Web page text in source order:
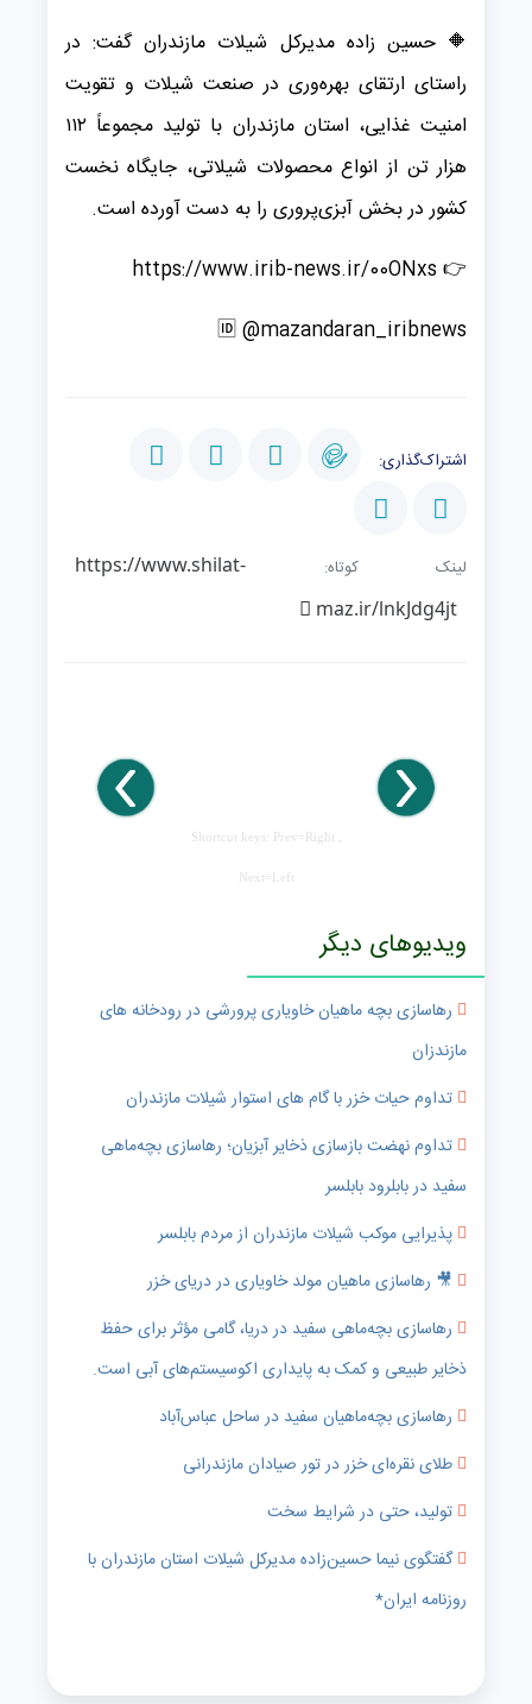
🔶 حسین زاده مدیرکل شیلات مازندران گفت: در
راستای ارتقای بهره‌وری در صنعت شیلات و تقویت
امنیت غذایی، استان مازندران با تولید مجموعاً ۱۱۲
هزار تن از انواع محصولات شیلاتی، جایگاه نخست
کشور در بخش آبزی‌پروری را به دست آورده است.
👉 https://www.irib-news.ir/00ONxs
🆔 @mazandaran_iribnews
اشتراک‌گذاری:
لینک کوتاه:https://www.shilat-
maz.ir/lnkJdg4jt
Shortcut keys: Prev=Right ,
Next=Left
ویدیوهای دیگر
رهاسازی بچه ماهیان خاویاری پرورشی در رودخانه های
مازندزان
تداوم حیات خزر با گام های استوار شیلات مازندران
تداوم نهضت بازسازی ذخایر آبزیان؛ رهاسازی بچه‌ماهی
سفید در بابلرود بابلسر
پذیرایی موکب شیلات مازندران از مردم بابلسر
🎥 رهاسازی ماهیان مولد خاویاری در دریای خزر
رهاسازی بچه‌ماهی سفید در دریا، گامی مؤثر برای حفظ
ذخایر طبیعی و کمک به پایداری اکوسیستم‌های آبی است.
رهاسازی بچه‌ماهیان سفید در ساحل عباس‌آباد
طلای نقره‌ای خزر در تور صیادان مازندرانی
تولید، حتی در شرایط سخت
گفتگوی نیما حسین‌زاده مدیرکل شیلات استان مازندران با
روزنامه ایران*